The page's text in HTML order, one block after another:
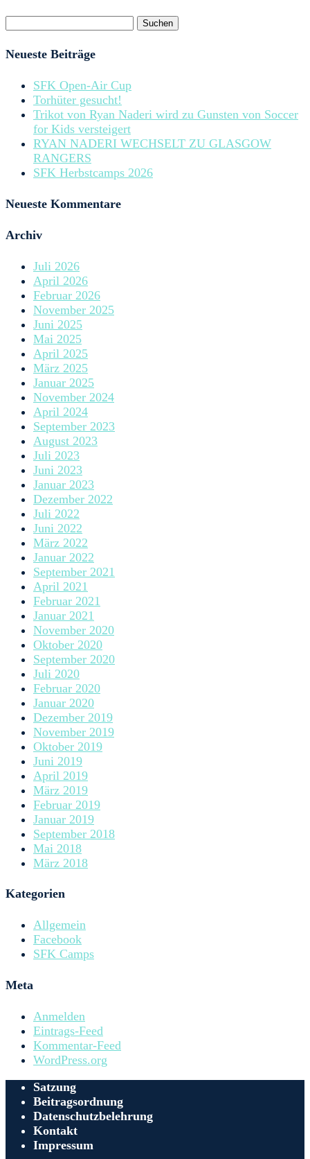
Suchen
Neueste Beiträge
SFK Open-Air Cup
Torhüter gesucht!
Trikot von Ryan Naderi wird zu Gunsten von Soccer
for Kids versteigert
RYAN NADERI WECHSELT ZU GLASGOW
RANGERS
SFK Herbstcamps 2026
Neueste Kommentare
Archiv
Juli 2026
April 2026
Februar 2026
November 2025
Juni 2025
Mai 2025
April 2025
März 2025
Januar 2025
November 2024
April 2024
September 2023
August 2023
Juli 2023
Juni 2023
Januar 2023
Dezember 2022
Juli 2022
Juni 2022
März 2022
Januar 2022
September 2021
April 2021
Februar 2021
Januar 2021
November 2020
Oktober 2020
September 2020
Juli 2020
Februar 2020
Januar 2020
Dezember 2019
November 2019
Oktober 2019
Juni 2019
April 2019
März 2019
Februar 2019
Januar 2019
September 2018
Mai 2018
März 2018
Kategorien
Allgemein
Facebook
SFK Camps
Meta
Anmelden
Eintrags-Feed
Kommentar-Feed
WordPress.org
Satzung
Beitragsordnung
Datenschutzbelehrung
Kontakt
Impressum